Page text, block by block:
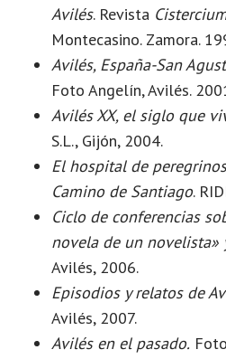
Avilés. Revista
Montecasino. Zamora.
Avilés, España-San
Foto Angelín, Avilés.
Avilés XX, el siglo que
S.L., Gijón, 2004.
El hospital de
Camino de Santiago.
Ciclo de conferencias
novela de un novelista»
Avilés, 2006.
Episodios y relatos de
Avilés, 2007.
Avilés en el pasado.